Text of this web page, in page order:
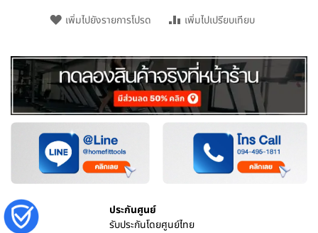
เพิ่มไปยังรายการโปรด เพิ่มไปเปรียบเทียบ
ประกันศูนย์
รับประกันโดยศูนย์ไทย